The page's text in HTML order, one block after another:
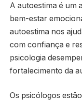
A autoestima é um
bem-estar
autoestima nos
com confiança e
psicologia
fortalecimento da
Os psicólogos